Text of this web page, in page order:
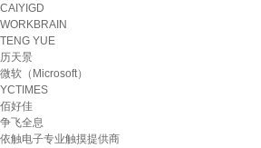
CAIYIGD
WORKBRAIN
TENG YUE
历天景
微软（Microsoft）
YCTIMES
佰好佳
争飞全息
依触电子专业触摸提供商